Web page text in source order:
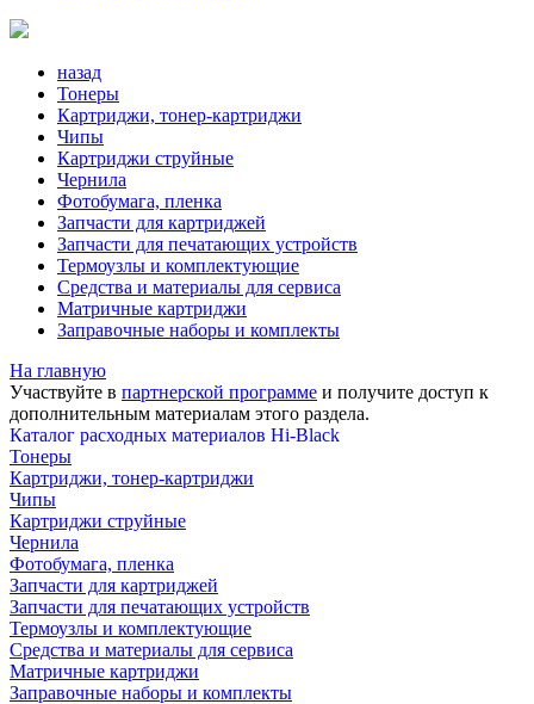
назад
Тонеры
Картриджи, тонер-картриджи
Чипы
Картриджи струйные
Чернила
Фотобумага, пленка
Запчасти для картриджей
Запчасти для печатающих устройств
Термоузлы и комплектующие
Средства и материалы для сервиса
Матричные картриджи
Заправочные наборы и комплекты
На главную
Участвуйте в партнерской программе и получите доступ к
дополнительным материалам этого раздела.
Каталог расходных материалов Hi-Black
Тонеры
Картриджи, тонер-картриджи
Чипы
Картриджи струйные
Чернила
Фотобумага, пленка
Запчасти для картриджей
Запчасти для печатающих устройств
Термоузлы и комплектующие
Средства и материалы для сервиса
Матричные картриджи
Заправочные наборы и комплекты